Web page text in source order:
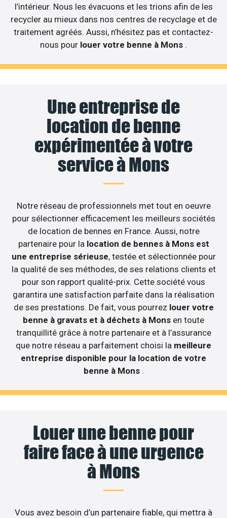
l’intérieur. Nous les évacuons et les trions afin de les
recycler au mieux dans nos centres de recyclage et de
traitement agréés. Aussi, n’hésitez pas et contactez-
nous pour louer votre benne à Mons .
Une entreprise de
location de benne
expérimentée à votre
service à Mons
Notre réseau de professionnels met tout en oeuvre
pour sélectionner efficacement les meilleurs sociétés
de location de bennes en France. Aussi, notre
partenaire pour la location de bennes à Mons est
une entreprise sérieuse, testée et sélectionnée pour
la qualité de ses méthodes, de ses relations clients et
pour son rapport qualité-prix. Cette société vous
garantira une satisfaction parfaite dans la réalisation
de ses prestations. De fait, vous pourrez louer votre
benne à gravats et à déchets à Mons en toute
tranquillité grâce à notre partenaire et à l’assurance
que notre réseau a parfaitement choisi la meilleure
entreprise disponible pour la location de votre
benne à Mons .
Louer une benne pour
faire face à une urgence
à Mons
Vous avez besoin d’un partenaire fiable, qui mettra à